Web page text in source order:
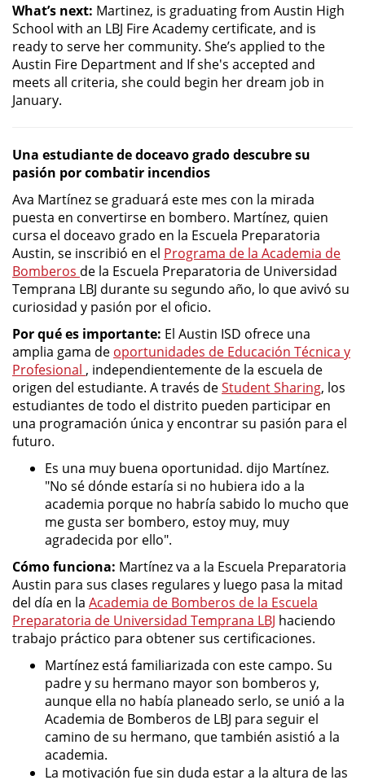
What’s next: Martinez, is graduating from Austin High
School with an LBJ Fire Academy certificate, and is
ready to serve her community. She’s applied to the
Austin Fire Department and If she's accepted and
meets all criteria, she could begin her dream job in
January.
Una estudiante de doceavo grado descubre su
pasión por combatir incendios
Ava Martínez se graduará este mes con la mirada
puesta en convertirse en bombero. Martínez, quien
cursa el doceavo grado en la Escuela Preparatoria
Austin, se inscribió en el Programa de la Academia de
Bomberos de la Escuela Preparatoria de Universidad
Temprana LBJ durante su segundo año, lo que avivó su
curiosidad y pasión por el oficio.
Por qué es importante: El Austin ISD ofrece una
amplia gama de oportunidades de Educación Técnica y
Profesional , independientemente de la escuela de
origen del estudiante. A través deStudent Sharing, los
estudiantes de todo el distrito pueden participar en
una programación única y encontrar su pasión para el
futuro.
Es una muy buena oportunidad. dijo Martínez.
"No sé dónde estaría si no hubiera ido a la
academia porque no habría sabido lo mucho que
me gusta ser bombero, estoy muy, muy
agradecida por ello".
Cómo funciona: Martínez va a la Escuela Preparatoria
Austin para sus clases regulares y luego pasa la mitad
del día en la Academia de Bomberos de la Escuela
Preparatoria de Universidad Temprana LBJ haciendo
trabajo práctico para obtener sus certificaciones.
Martínez está familiarizada con este campo. Su
padre y su hermano mayor son bomberos y,
aunque ella no había planeado serlo, se unió a la
Academia de Bomberos de LBJ para seguir el
camino de su hermano, que también asistió a la
academia.
La motivación fue sin duda estar a la altura de las